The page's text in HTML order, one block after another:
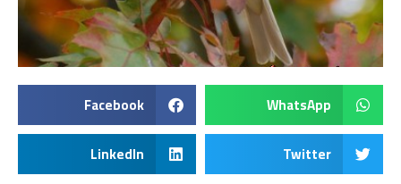
WhatsApp
Facebook
Twitter
LinkedIn